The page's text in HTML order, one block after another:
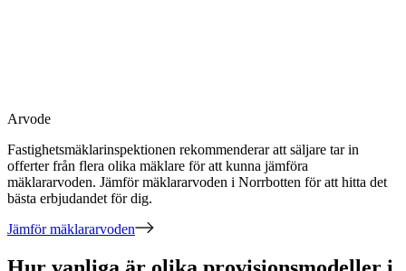
Arvode
Fastighetsmäklarinspektionen rekommenderar att säljare tar in
offerter från flera olika mäklare för att kunna jämföra
mäklararvoden. Jämför mäklararvoden i Norrbotten för att hitta det
bästa erbjudandet för dig.
Jämför mäklararvoden